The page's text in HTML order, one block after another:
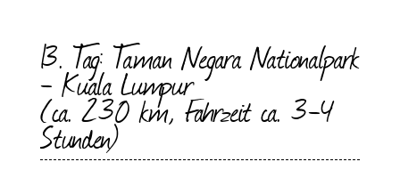
13. Tag: Taman Negara Nationalpark
- Kuala Lumpur
(ca. 230 km, Fahrzeit ca. 3-4
Stunden)